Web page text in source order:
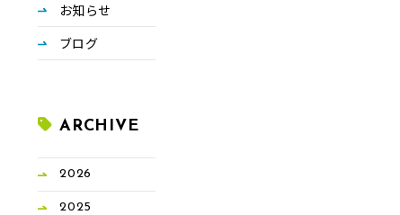
お知らせ
ブログ
ARCHIVE
2026
2025